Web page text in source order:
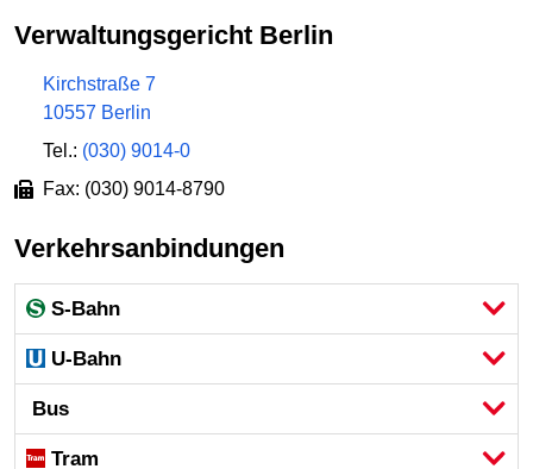
Verwaltungsgericht Berlin
Kirchstraße 7
10557 Berlin
Tel.: (030) 9014-0
Fax: (030) 9014-8790
Verkehrsanbindungen
S-Bahn
U-Bahn
Bus
Tram